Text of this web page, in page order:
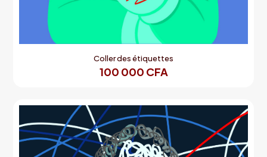
Coller des étiquettes
100 000 CFA